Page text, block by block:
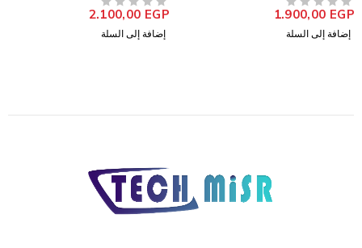
1.900,00EGP
إضافة إلى السلة
2.100,00EGP
إضافة إلى السلة